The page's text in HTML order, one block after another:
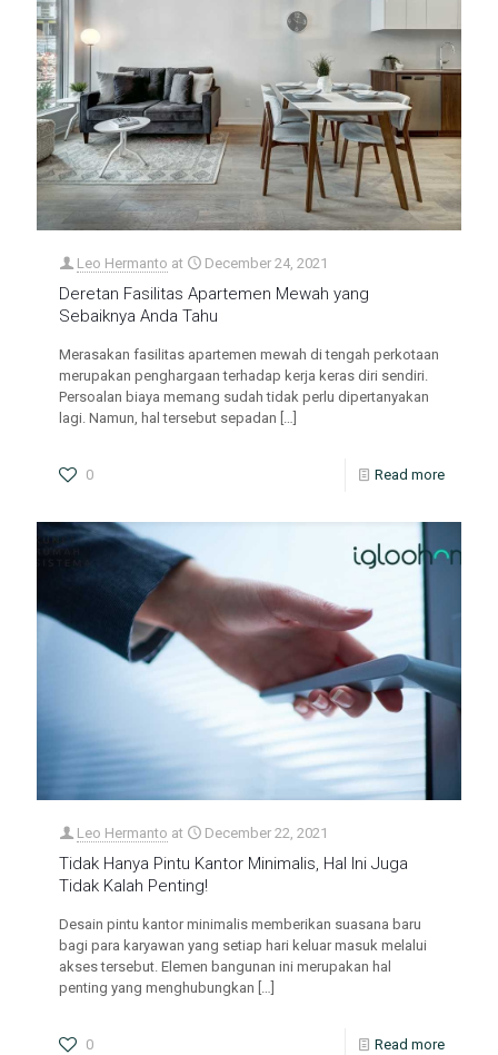
Leo Hermanto at December 24, 2021
Deretan Fasilitas Apartemen Mewah yang
Sebaiknya Anda Tahu
Merasakan fasilitas apartemen mewah di tengah perkotaan
merupakan penghargaan terhadap kerja keras diri sendiri.
Persoalan biaya memang sudah tidak perlu dipertanyakan
lagi. Namun, hal tersebut sepadan […]
0 Read more
Leo Hermanto at December 22, 2021
Tidak Hanya Pintu Kantor Minimalis, Hal Ini Juga
Tidak Kalah Penting!
Desain pintu kantor minimalis memberikan suasana baru
bagi para karyawan yang setiap hari keluar masuk melalui
akses tersebut. Elemen bangunan ini merupakan hal
penting yang menghubungkan […]
0 Read more